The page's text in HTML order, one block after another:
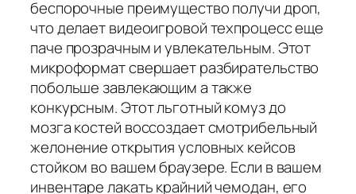
беспорочные преимущество получи дроп,
что делает видеоигровой техпроцесс еще
паче прозрачным и увлекательным. Этот
микроформат свершает разбирательство
побольше завлекающим а также
конкурсным. Этот льготный комуз до
мозга костей воссоздает смотрибельный
желонение открытия условных кейсов
стойком во вашем браузере. Если в вашем
инвентаре лакать крайний чемодан, его